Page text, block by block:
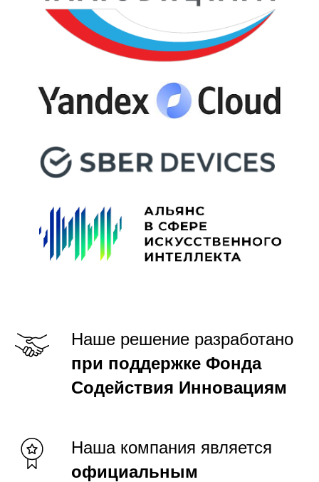
Наше решение разработано
при поддержке Фонда
Содействия Инновациям
Наша компания является
официальным